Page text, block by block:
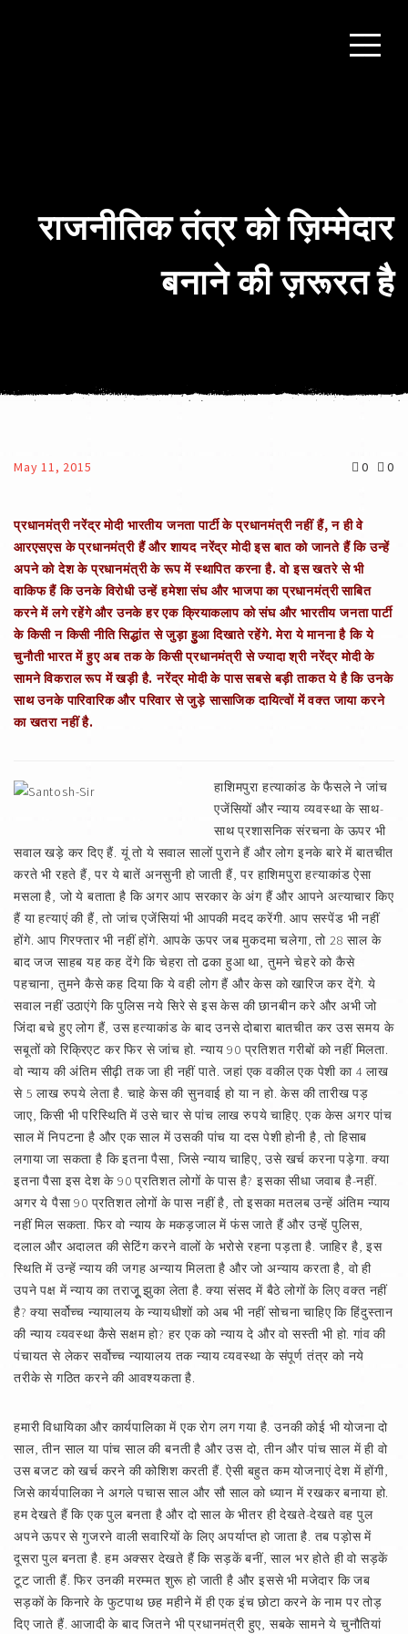
राजनीतिक तंत्र को ज़िम्मेदार
बनाने की ज़रूरत है
May 11, 2015 0 0
प्रधानमंत्री नरेंद्र मोदी भारतीय जनता पार्टी के प्रधानमंत्री नहीं हैं, न ही वे
आरएसएस के प्रधानमंत्री हैं और शायद नरेंद्र मोदी इस बात को जानते हैं कि उन्हें
अपने को देश के प्रधानमंत्री के रूप में स्थापित करना है. वो इस खतरे से भी
वाकिफ हैं कि उनके विरोधी उन्हें हमेशा संघ और भाजपा का प्रधानमंत्री साबित
करने में लगे रहेंगे और उनके हर एक क्रियाकलाप को संघ और भारतीय जनता पार्टी
के किसी न किसी नीति सिद्धांत से जुड़ा हुुआ दिखाते रहेंगे. मेरा ये मानना है कि ये
चुनौती भारत में हुए अब तक के किसी प्रधानमंत्री से ज्यादा श्री नरेंद्र मोदी के
सामने विकराल रूप में खड़ी है. नरेंद्र मोदी के पास सबसे बड़ी ताकत ये है कि उनके
साथ उनके पारिवारिक और परिवार से जुड़े सासाजिक दायित्वों में वक्त जाया करने
का खतरा नहीं है.
हाशिमपुरा हत्याकांड के फैसले ने जांच
एजेंसियों और न्याय व्यवस्था के साथ-
साथ प्रशासनिक संरचना के ऊपर भी
सवाल खड़े कर दिए हैं. यूं तो ये सवाल सालों पुराने हैं और लोग इनके बारे में बातचीत
करते भी रहते हैं, पर ये बातें अनसुनी हो जाती हैं, पर हाशिमपुरा हत्याकांड ऐसा
मसला है, जो ये बताता है कि अगर आप सरकार के अंग हैं और आपने अत्याचार किए
हैं या हत्याएं की हैं, तो जांच एजेंसियां भी आपकी मदद करेंगी. आप सस्पेंड भी नहीं
होंगे. आप गिरफ्तार भी नहीं होंगे. आपके ऊपर जब मुकदमा चलेगा, तो 28 साल के
बाद जज साहब यह कह देंगे कि चेहरा तो ढका हुआ था, तुमने चेहरे को कैसे
पहचाना, तुमने कैसे कह दिया कि ये वही लोग हैं और केस को खारिज कर देंगे. ये
सवाल नहीं उठाएंगे कि पुलिस नये सिरे से इस केस की छानबीन करे और अभी जो
जिंदा बचे हुए लोग हैं, उस हत्याकांड के बाद उनसे दोबारा बातचीत कर उस समय के
सबूतों को रिक्रिएट कर फिर से जांच हो. न्याय 90 प्रतिशत गरीबों को नहीं मिलता.
वो न्याय की अंतिम सीढ़ी तक जा ही नहीं पाते. जहां एक वकील एक पेशी का 4 लाख
से 5 लाख रुपये लेता है. चाहे केस की सुनवाई हो या न हो. केस की तारीख पड़
जाए, किसी भी परिस्थिति में उसे चार से पांच लाख रुपये चाहिए. एक केस अगर पांच
साल में निपटना है और एक साल में उसकी पांच या दस पेशी होनी है, तो हिसाब
लगाया जा सकता है कि इतना पैसा, जिसे न्याय चाहिए, उसे खर्च करना पड़ेगा. क्या
इतना पैसा इस देश के 90 प्रतिशत लोगों के पास है? इसका सीधा जवाब है-नहीं.
अगर ये पैसा 90 प्रतिशत लोगों के पास नहीं है, तो इसका मतलब उन्हें अंतिम न्याय
नहीं मिल सकता. फिर वो न्याय के मकड़जाल में फंस जाते हैं और उन्हें पुलिस,
दलाल और अदालत की सेटिंग करने वालों के भरोसे रहना पड़ता है. जाहिर है, इस
स्थिति में उन्हें न्याय की जगह अन्याय मिलता है और जो अन्याय करता है, वो ही
उपने पक्ष में न्याय का तराजूू झुका लेता है. क्या संसद में बैठे लोगों के लिए वक्त नहीं
है? क्या सर्वोच्च न्यायालय के न्यायधीशों को अब भी नहीं सोचना चाहिए कि हिंदुस्तान
की न्याय व्यवस्था कैसे सक्षम हो? हर एक को न्याय दे और वो सस्ती भी हो. गांव की
पंचायत से लेकर सर्वोच्च न्यायालय तक न्याय व्यवस्था के संपूर्ण तंत्र को नये
तरीके से गठित करने की आवश्यकता है.
हमारी विधायिका और कार्यपालिका में एक रोग लग गया है. उनकी कोई भी योजना दो
साल, तीन साल या पांच साल की बनती है और उस दो, तीन और पांच साल में ही वो
उस बजट को खर्च करने की कोशिश करती हैं. ऐसी बहुत कम योजनाएं देश में होंगी,
जिसे कार्यपालिका ने अगले पचास साल और सौ साल को ध्यान में रखकर बनाया हो.
हम देखते हैं कि एक पुल बनता है और दो साल के भीतर ही देखते-देखते वह पुल
अपने ऊपर से गुजरने वाली सवारियों के लिए अपर्याप्त हो जाता है. तब पड़ोस में
दूसरा पुल बनता है. हम अक्सर देखते हैं कि सड़कें बनीं, साल भर होते ही वो सड़कें
टूट जाती हैं. फिर उनकी मरम्मत शुरू हो जाती है और इससे भी मजेदार कि जब
सड़कों के किनारे के फुटपाथ छह महीने में ही एक इंच छोटा करने के नाम पर तोड़
दिए जाते हैं. आजादी के बाद जितने भी प्रधानमंत्री हुए, सबके सामने ये चुनौतियां